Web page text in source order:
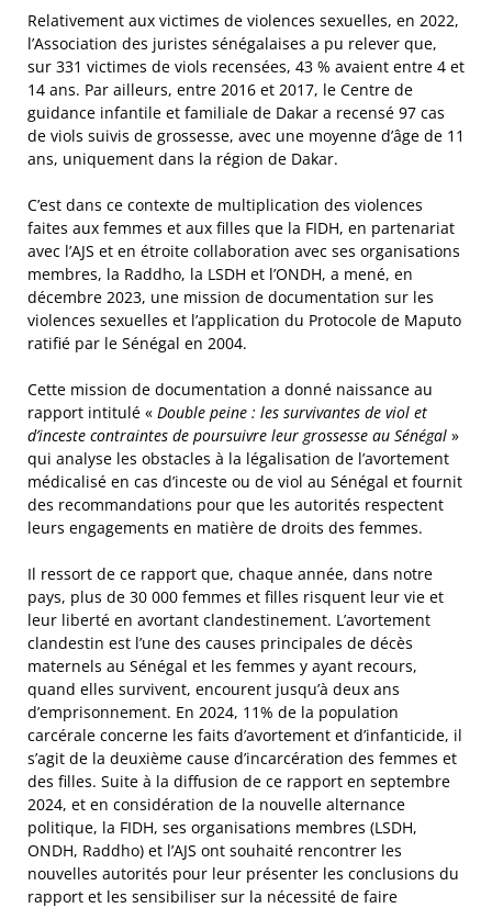
Relativement aux victimes de violences sexuelles, en 2022,
l’Association des juristes sénégalaises a pu relever que,
sur 331 victimes de viols recensées, 43 % avaient entre 4 et
14 ans. Par ailleurs, entre 2016 et 2017, le Centre de
guidance infantile et familiale de Dakar a recensé 97 cas
de viols suivis de grossesse, avec une moyenne d’âge de 11
ans, uniquement dans la région de Dakar.
C’est dans ce contexte de multiplication des violences
faites aux femmes et aux filles que la FIDH, en partenariat
avec l’AJS et en étroite collaboration avec ses organisations
membres, la Raddho, la LSDH et l’ONDH, a mené, en
décembre 2023, une mission de documentation sur les
violences sexuelles et l’application du Protocole de Maputo
ratifié par le Sénégal en 2004.
Cette mission de documentation a donné naissance au
rapport intitulé « Double peine : les survivantes de viol et
d’inceste contraintes de poursuivre leur grossesse au Sénégal »
qui analyse les obstacles à la légalisation de l’avortement
médicalisé en cas d’inceste ou de viol au Sénégal et fournit
des recommandations pour que les autorités respectent
leurs engagements en matière de droits des femmes.
Il ressort de ce rapport que, chaque année, dans notre
pays, plus de 30 000 femmes et filles risquent leur vie et
leur liberté en avortant clandestinement. L’avortement
clandestin est l’une des causes principales de décès
maternels au Sénégal et les femmes y ayant recours,
quand elles survivent, encourent jusqu’à deux ans
d’emprisonnement. En 2024, 11% de la population
carcérale concerne les faits d’avortement et d’infanticide, il
s’agit de la deuxième cause d’incarcération des femmes et
des filles. Suite à la diffusion de ce rapport en septembre
2024, et en considération de la nouvelle alternance
politique, la FIDH, ses organisations membres (LSDH,
ONDH, Raddho) et l’AJS ont souhaité rencontrer les
nouvelles autorités pour leur présenter les conclusions du
rapport et les sensibiliser sur la nécessité de faire